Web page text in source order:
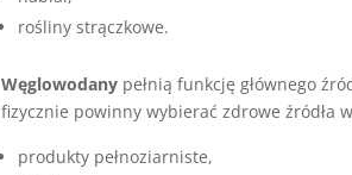
rośliny strączkowe.
Węglowodany pełnią funkcję głównego
fizycznie powinny wybierać zdrowe źródła
produkty pełnoziarniste,